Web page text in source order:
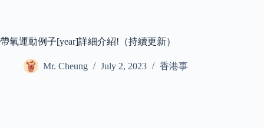
帶氧運動例子[year]詳細介紹!（持續更新）
Mr. Cheung July 2, 2023 香港事